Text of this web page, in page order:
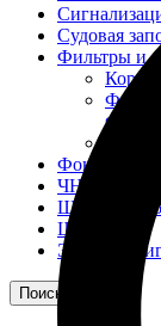
Судовая
Фильтры и
ФГС
Фонари
ЧН 25/34
Шкода 6S-
Шкода-275
Поиск